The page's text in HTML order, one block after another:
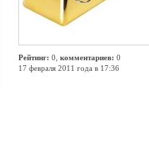
Рейтинг: 0, комментариев: 0
17 февраля 2011 года в 17:36